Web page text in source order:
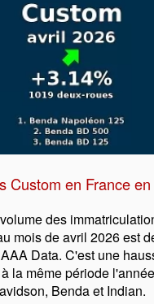
Custom en France
des
mois de avril 2026 est
Data. C'est une
la même période
Benda et Indian.